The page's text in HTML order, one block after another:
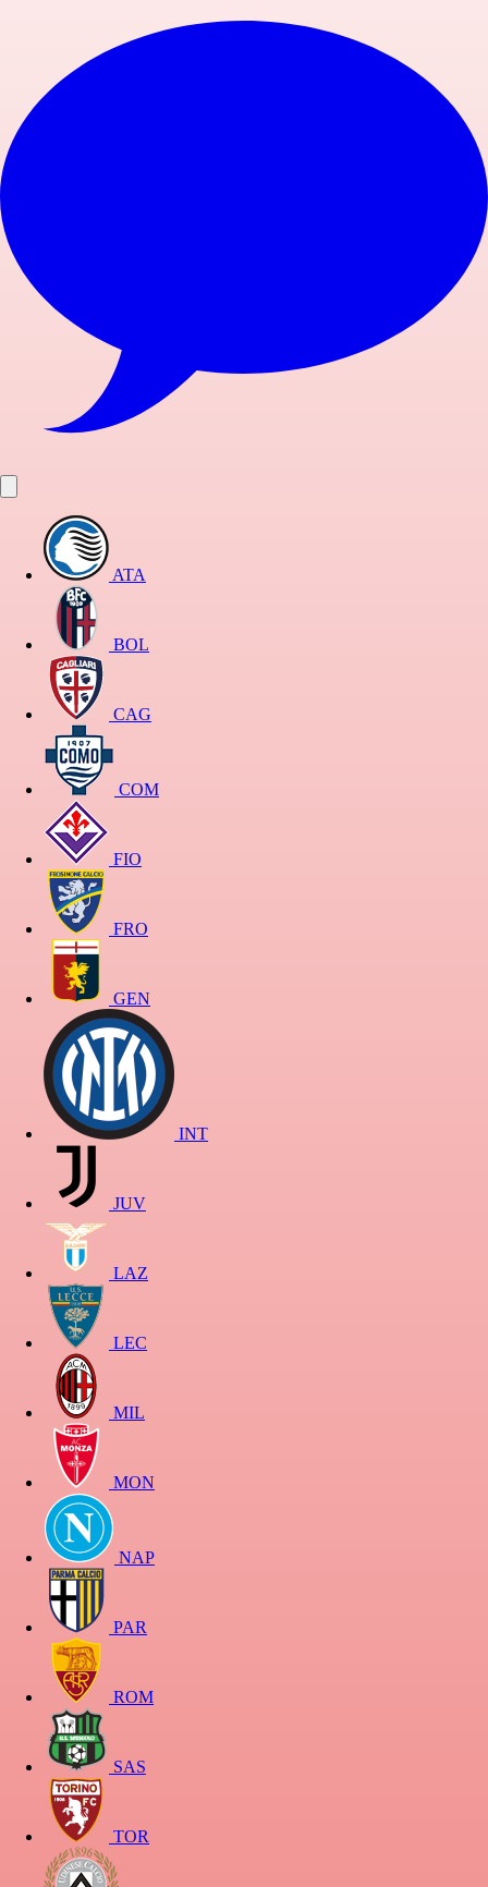
ATA
BOL
CAG
COM
FIO
FRO
GEN
INT
JUV
LAZ
LEC
MIL
MON
NAP
PAR
ROM
SAS
TOR